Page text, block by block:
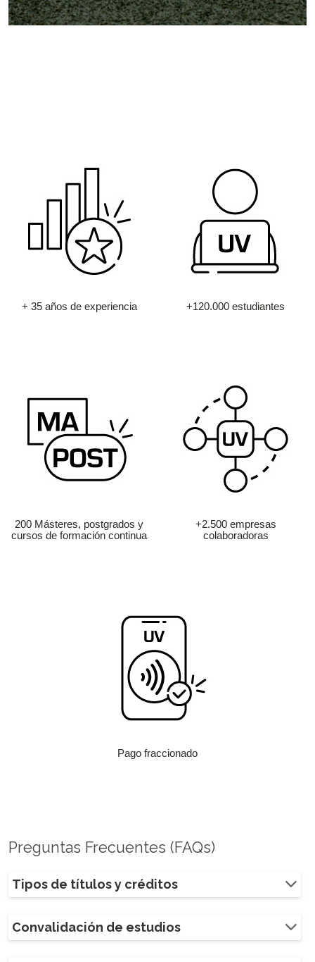
+ 35 años de experiencia +120.000 estudiantes
200 Másteres, postgrados y
cursos de formación continua
+2.500 empresas
colaboradoras
Pago fraccionado
Preguntas Frecuentes (FAQs)
Tipos de títulos y créditos
Convalidación de estudios